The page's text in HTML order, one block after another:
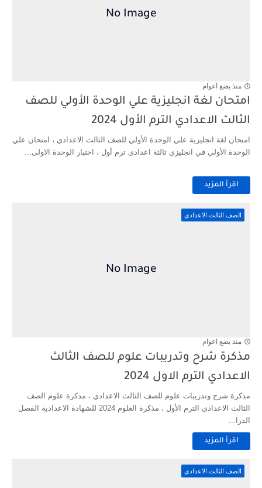
منذ بضع اعوام
امتحان لغة انجليزية علي الوحدة الأولي للصف
الثالث الاعدادي الترم الأول 2024
امتحان لغة انجليزية علي الوحدة الأولي للصف الثالث الاعدادي ، امتحان علي
الوحدة الأولي في انجليزي ثالثة اعدادى ترم أول ، اختبار الوحدة الاولى...
اقرأ المزيد
الصف الثالث الاعدادي
منذ بضع اعوام
مذكرة شرح وتدريبات علوم للصف الثالث
الاعدادي الترم الاول 2024
مذكرة شرح وتدريبات علوم للصف الثالث الاعدادي ، مذكرة علوم الصف
الثالث الاعدادي الترم الأول ، مذكرة العلوم 2024 للشهادة الاعدادية الفصل
الدرا...
اقرأ المزيد
الصف الثالث الاعدادي